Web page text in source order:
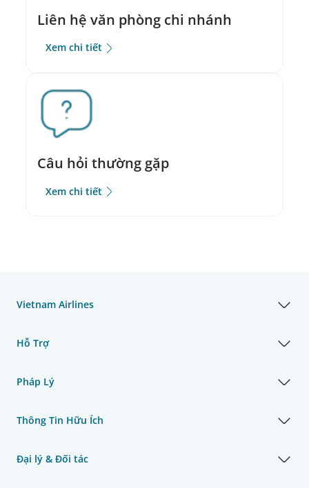
Liên hệ văn phòng chi nhánh
Xem chi tiết
Câu hỏi thường gặp
Xem chi tiết
Vietnam Airlines
Hỗ Trợ
Pháp Lý
Thông Tin Hữu Ích
Đại lý & Đối tác